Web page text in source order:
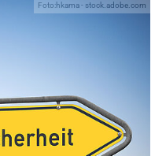
Foto:hkama - stock.adobe.com